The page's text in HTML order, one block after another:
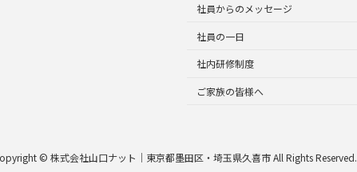
社員からのメッセージ
社員の一日
社内研修制度
ご家族の皆様へ
© 株式会社山口ナット｜東京都墨田区・埼玉県久喜市 All Rights Reserved.